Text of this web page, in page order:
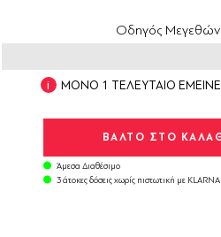
Οδηγός Μεγεθών
ΜΟΝΟ 1 ΤΕΛΕΥΤΑΙΟ
Άμεσα Διαθέσιμο
3 άτοκες δόσεις χωρίς πιστωτική με KLARNA